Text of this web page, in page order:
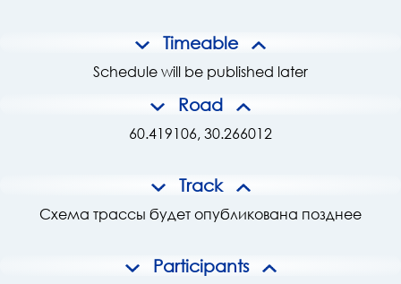
Timeable
Schedule will be published later
Road
60.419106, 30.266012
Track
Схема трассы будет опубликована позднее
Participants